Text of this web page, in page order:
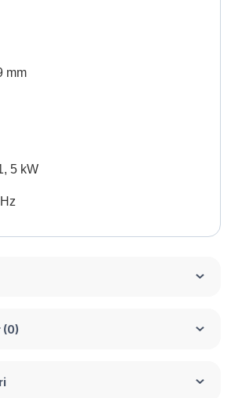
mm
5 kW
(0)